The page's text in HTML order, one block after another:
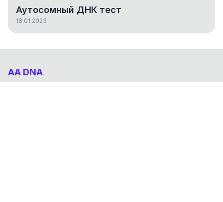
Аутосомный ДНК тест
18.01.2023
AA DNA